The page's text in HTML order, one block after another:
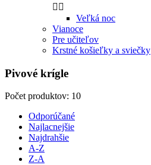
 
Veľká noc
Vianoce
Pre učiteľov
Krstné košieľky a sviečky
Pivové krígle
Počet produktov: 10
Odporúčané
Najlacnejšie
Najdrahšie
A-Z
Z-A